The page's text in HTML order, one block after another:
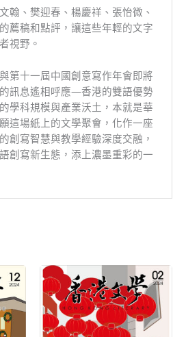
翰、樊迎春、楊慶祥、張怡微、
薦稿和點評，讓這些年輕的文字
視野。
第十一屆中國創意寫作年會即將
訊息遙相呼應—香港的雙語優勢
學科規模與產業沃土，本就是華
這場紙上的文學聚會，化作一座
創寫智慧與教學經驗深度交融，
創寫新生態，添上濃墨重彩的一
始
價
格：
NT$150。
前
價
格：
NT$135。